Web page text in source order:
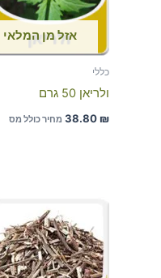
אזל מן המלאי
כללי
ולריאן 50 גרם
38.80 ₪ מחיר כולל מס